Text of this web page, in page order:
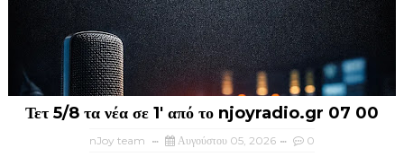
Τετ 5/8 τα νέα σε 1' από το njoyradio.gr 07 00
nJoy team Αυγούστου 05, 2026 0